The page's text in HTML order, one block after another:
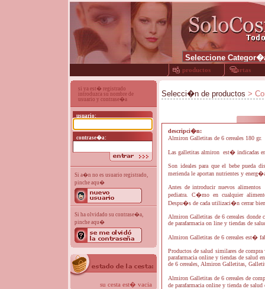
productos ofertas
si ya est� registrado
introduzca su nombre de
usuario y contrase�a
usuario:
contrase�a:
Si a�n no es usuario registrado,
pinche aqu�
Si ha olvidado su contrase�a,
pinche aqu�
su cesta est� vacia
Selecci�n de productos >
descripci�n:
Almiron Galletitas de 6 cereales 180 gr.
Las galletitas almiron est� indicadas en
Son ideales para que el bebe pueda
merienda le aportan nutrientes y
Antes de introducir nuevos
pediatra. C�mo en cualquier
Despu�s de cada utilizaci�n cerrar
Almiron Galletitas de 6 cereales donde
de parafarmacia on line y tiendas de
Almiron Galletitas de 6 cereales est�
Productos de salud similares de
parafarmacia online y tiendas de salud
de 6 cereales, Almiron Galletitas,
Almiron Galletitas de 6 cereales de
de parafarmacia online y tienda de salud